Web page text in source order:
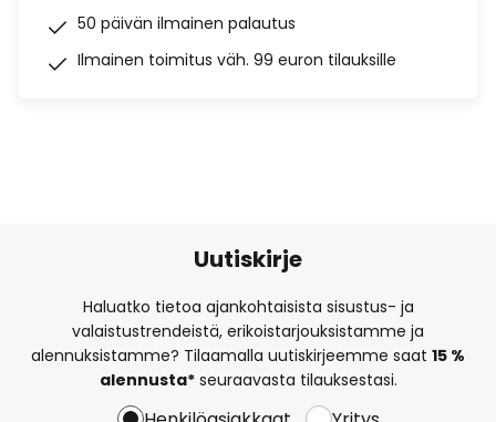
50 päivän ilmainen palautus
Ilmainen toimitus väh. 99 euron tilauksille
Uutiskirje
Haluatko tietoa ajankohtaisista sisustus- ja
valaistustrendeistä, erikoistarjouksistamme ja
alennuksistamme? Tilaamalla uutiskirjeemme saat 15 %
alennusta*seuraavasta tilauksestasi.